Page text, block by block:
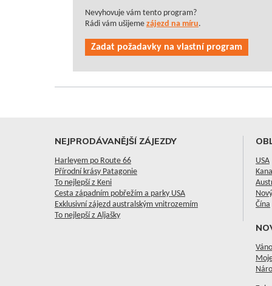
Nevyhovuje vám tento program?
Rádi vám ušijeme zájezd na míru.
Zadat požadavky na vlastní program
NEJPRODÁVANĚJŠÍ ZÁJEZDY
Harleyem po Route 66
Přírodní krásy Patagonie
To nejlepší z Keni
Cesta západním pobřežím a parky USA
Exklusivní zájezd australským vnitrozemím
To nejlepší z Aljašky
USA
Čína